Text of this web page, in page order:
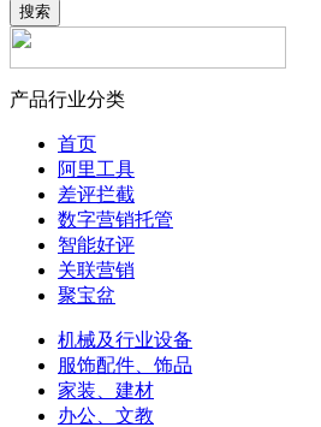
搜索
产品行业分类
首页
阿里工具
差评拦截
数字营销托管
智能好评
关联营销
聚宝盆
机械及行业设备
服饰配件、饰品
家装、建材
办公、文教